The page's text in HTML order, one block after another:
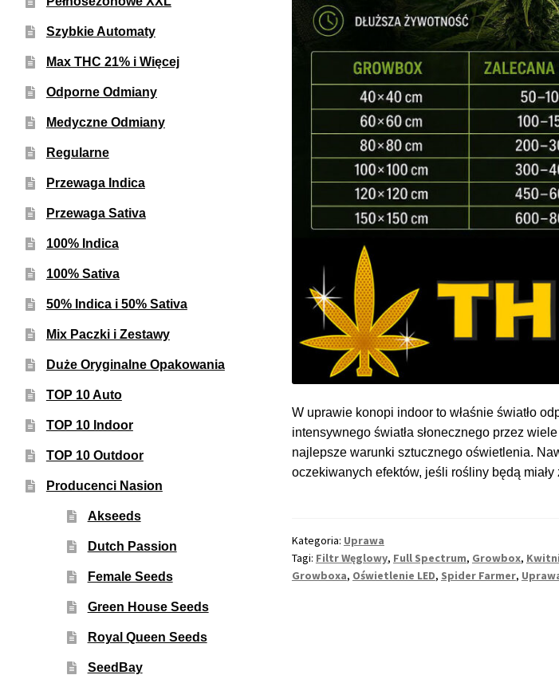
W uprawie konopi indoor to właśnie światło
intensywnego światła słonecznego przez
najlepsze warunki sztucznego oświetlenia.
oczekiwanych efektów, jeśli rośliny będą
Kategoria: Uprawa
Tagi: Filtr Węglowy, Full Spectrum, Growbox,
Growboxa, Oświetlenie LED, Spider Farmer,
Szybkie Automaty
Max THC 21% i Więcej
Odporne Odmiany
Medyczne Odmiany
Regularne
Przewaga Indica
Przewaga Sativa
100% Indica
100% Sativa
50% Indica i 50% Sativa
Mix Paczki i Zestawy
Duże Oryginalne Opakowania
TOP 10 Auto
TOP 10 Indoor
TOP 10 Outdoor
Producenci Nasion
Akseeds
Dutch Passion
Female Seeds
Green House Seeds
Royal Queen Seeds
SeedBay